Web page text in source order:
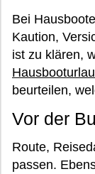
Bei
Kaution,
ist zu klären,
beurteilen,
Vor der
Route,
passen.